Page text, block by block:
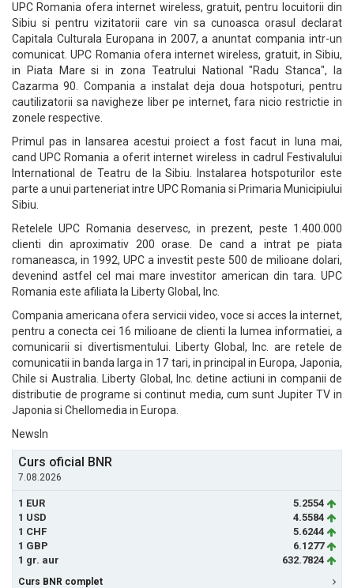
UPC Romania ofera internet wireless, gratuit, pentru locuitorii din
Sibiu si pentru vizitatorii care vin sa cunoasca orasul declarat
Capitala Culturala Europana in 2007, a anuntat compania intr-un
comunicat. UPC Romania ofera internet wireless, gratuit, in Sibiu,
in Piata Mare si in zona Teatrului National "Radu Stanca", la
Cazarma 90. Compania a instalat deja doua hotspoturi, pentru
cautilizatorii sa navigheze liber pe internet, fara nicio restrictie in
zonele respective.
Primul pas in lansarea acestui proiect a fost facut in luna mai,
cand UPC Romania a oferit internet wireless in cadrul Festivalului
International de Teatru de la Sibiu. Instalarea hotspoturilor este
parte a unui parteneriat intre UPC Romania si Primaria Municipiului
Sibiu.
Retelele UPC Romania deservesc, in prezent, peste 1.400.000
clienti din aproximativ 200 orase. De cand a intrat pe piata
romaneasca, in 1992, UPC a investit peste 500 de milioane dolari,
devenind astfel cel mai mare investitor american din tara. UPC
Romania este afiliata la Liberty Global, Inc.
Compania americana ofera servicii video, voce si acces la internet,
pentru a conecta cei 16 milioane de clienti la lumea informatiei, a
comunicarii si divertismentului. Liberty Global, Inc. are retele de
comunicatii in banda larga in 17 tari, in principal in Europa, Japonia,
Chile si Australia. Liberty Global, Inc. detine actiuni in companii de
distributie de programe si continut media, cum sunt Jupiter TV in
Japonia si Chellomedia in Europa.
NewsIn
Curs oficial BNR
7.08.2026
1 EUR
5.2554
1 USD
4.5584
1 CHF
5.6244
1 GBP
6.1277
1 gr. aur
632.7824
Curs BNR complet